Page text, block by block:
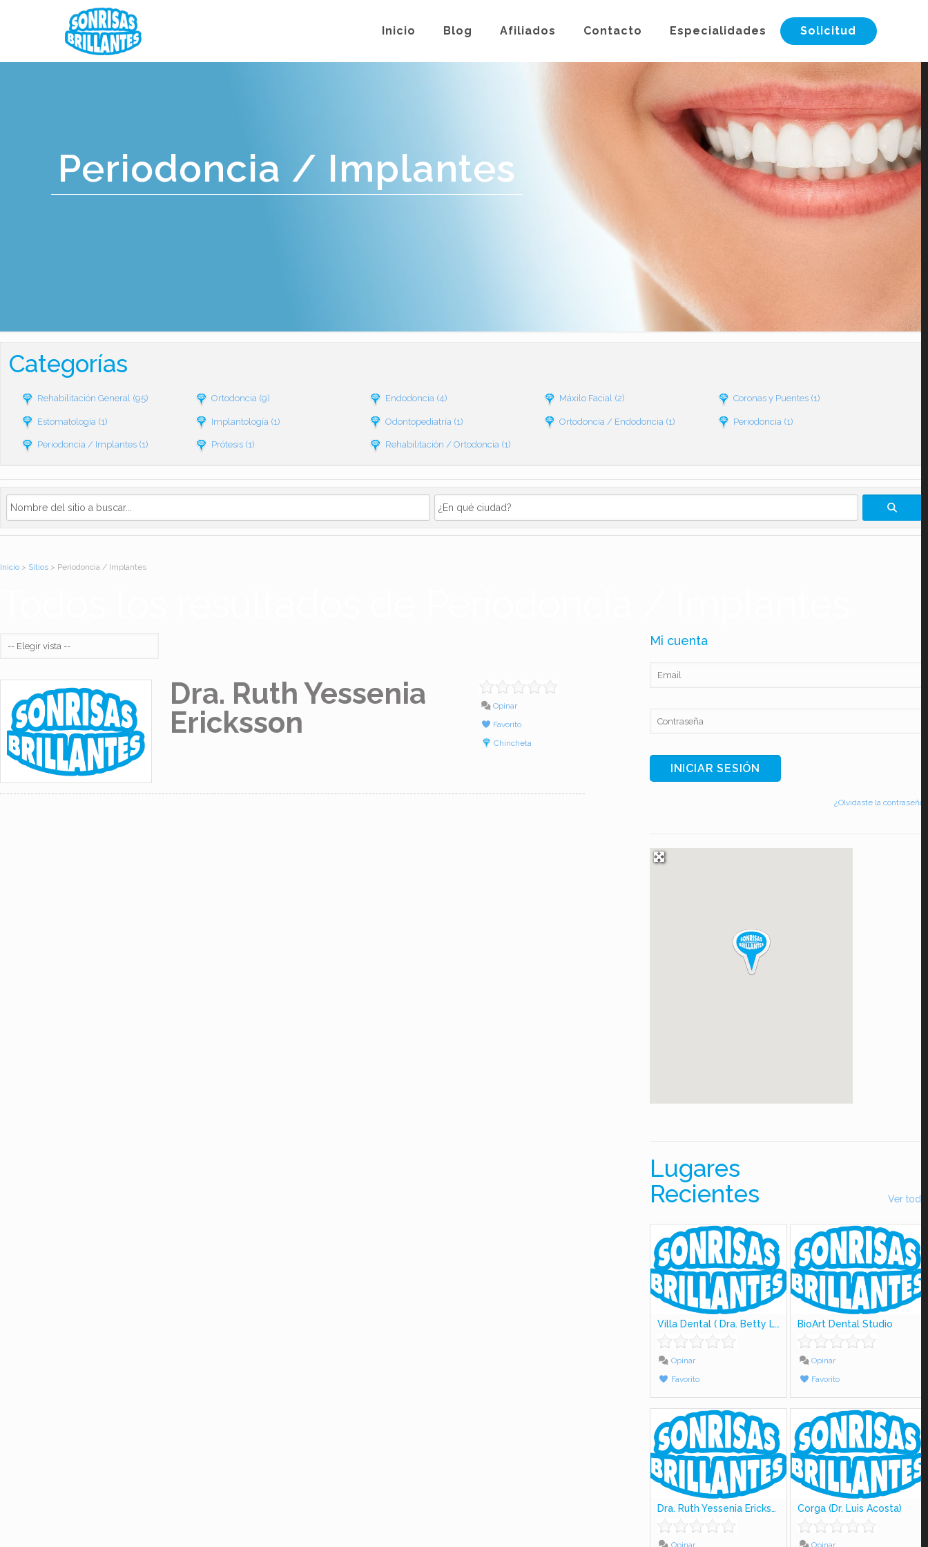
Inicio Blog Afiliados Contacto Especialidades Solicitud
Periodoncia / Implantes
Categorías
Rehabilitación General (95) Ortodoncia (9) Endodoncia (4) Máxilo Facial (2) Coronas y Puentes (1)
Estomatología (1) Implantología (1) Odontopediatría (1) Ortodoncia / Endodoncia (1) Periodoncia (1)
Periodoncia / Implantes (1) Prótesis (1) Rehabilitación / Ortodoncia (1)
Inicio > Sitios > Periodoncia / Implantes
Dra. Ruth Yessenia
Ericksson
Opinar
Favorito
Chincheta
Mi cuenta
¿Olvidaste la contraseña?
Lugares
Recientes
Ver todo
Villa Dental ( Dra. Betty Lujiao)
Opinar
Favorito
BioArt Dental Studio
Opinar
Favorito
Dra. Ruth Yessenia Ericksson
Opinar
Corga (Dr. Luis Acosta)
Opinar